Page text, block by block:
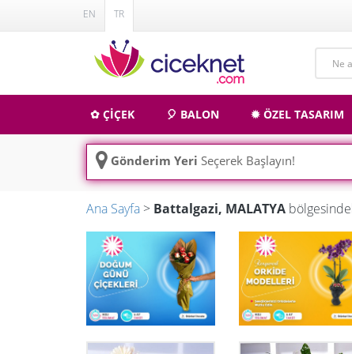
EN TR
✿ ÇİÇEK 🎈 BALON ✹ ÖZEL TASARIM
Gönderim Yeri Seçerek Başlayın!
Ana Sayfa > Battalgazi, MALATYA